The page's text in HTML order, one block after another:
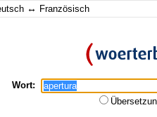
↔ Französisch
Wort: